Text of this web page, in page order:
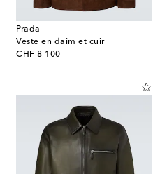
Prada
Veste en daim et cuir
CHF 8 100
original price